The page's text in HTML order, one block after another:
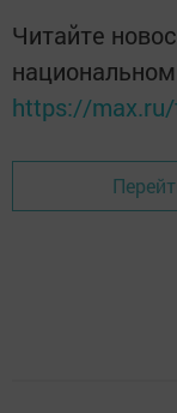
Читайте
https://